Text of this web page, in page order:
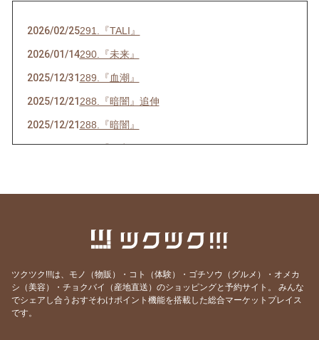
2026/02/25291.『TALI』
2026/01/14290.『未来』
2025/12/31289.『血潮』
2025/12/21288.『暗闇』追伸
2025/12/21288.『暗闇』
2025/07/16286.『ネ申』
2025/05/28284.『東京』
282.『葛藤』
2025/03/31280.『化身』
2025/02/25
ツクツク!!!は、モノ（物販）・コト（体験）・ゴチソウ（グルメ）・オメカ
シ（美容）・チョクバイ（産地直送）のショッピングと予約サイト。
みんな
でシェアし合うおすそわけポイント機能を搭載した総合マーケットプレイス
です。